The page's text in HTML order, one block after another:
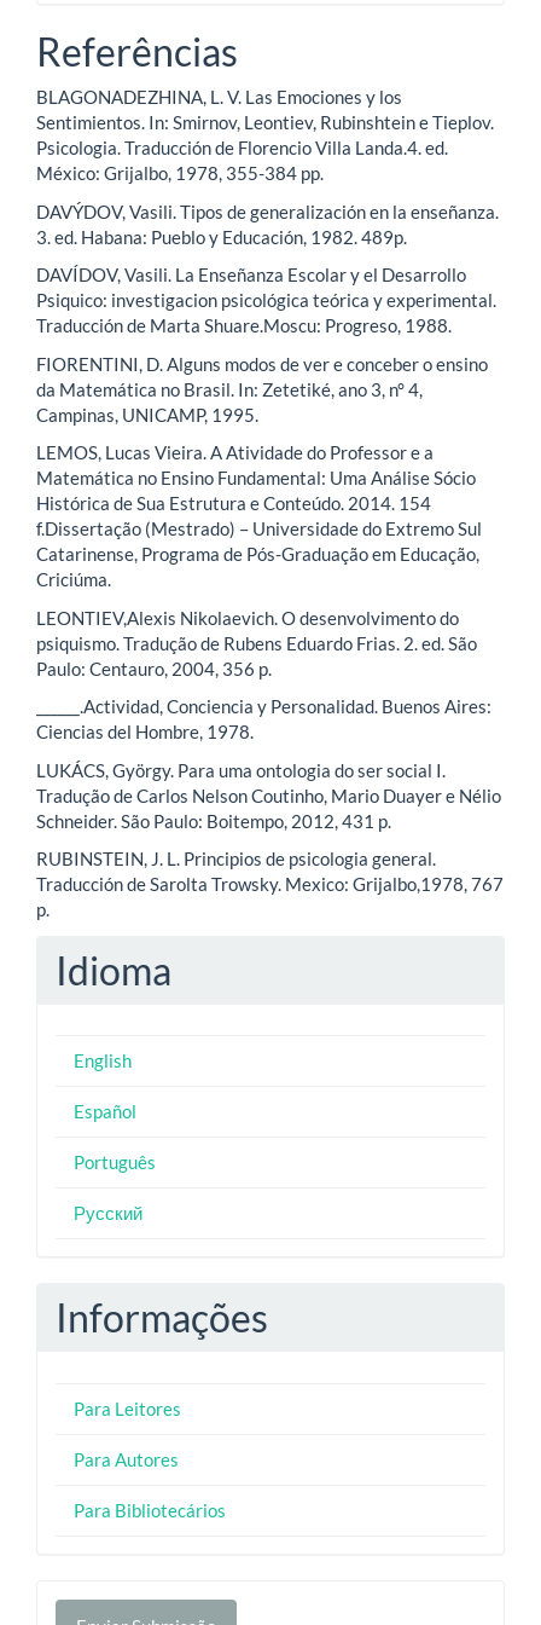
Referências
BLAGONADEZHINA, L. V. Las Emociones y los
Sentimientos. In: Smirnov, Leontiev, Rubinshtein e Tieplov.
Psicologia. Traducción de Florencio Villa Landa.4. ed.
México: Grijalbo, 1978, 355-384 pp.
DAVÝDOV, Vasili. Tipos de generalización en la enseñanza.
3. ed. Habana: Pueblo y Educación, 1982. 489p.
DAVÍDOV, Vasili. La Enseñanza Escolar y el Desarrollo
Psiquico: investigacion psicológica teórica y experimental.
Traducción de Marta Shuare.Moscu: Progreso, 1988.
FIORENTINI, D. Alguns modos de ver e conceber o ensino
da Matemática no Brasil. In: Zetetiké, ano 3, n° 4,
Campinas, UNICAMP, 1995.
LEMOS, Lucas Vieira. A Atividade do Professor e a
Matemática no Ensino Fundamental: Uma Análise Sócio
Histórica de Sua Estrutura e Conteúdo. 2014. 154
f.Dissertação (Mestrado) – Universidade do Extremo Sul
Catarinense, Programa de Pós-Graduação em Educação,
Criciúma.
LEONTIEV,Alexis Nikolaevich. O desenvolvimento do
psiquismo. Tradução de Rubens Eduardo Frias. 2. ed. São
Paulo: Centauro, 2004, 356 p.
______.Actividad, Conciencia y Personalidad. Buenos Aires:
Ciencias del Hombre, 1978.
LUKÁCS, György. Para uma ontologia do ser social I.
Tradução de Carlos Nelson Coutinho, Mario Duayer e Nélio
Schneider. São Paulo: Boitempo, 2012, 431 p.
RUBINSTEIN, J. L. Principios de psicologia general.
Traducción de Sarolta Trowsky. Mexico: Grijalbo,1978, 767
p.
Idioma
English
Español
Português
Русский
Informações
Para Leitores
Para Autores
Para Bibliotecários
Enviar